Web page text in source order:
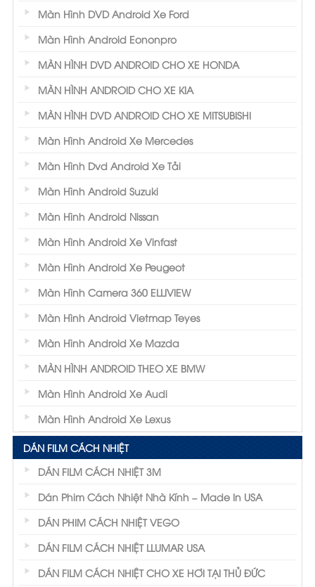
Màn Hình DVD Android Xe Ford
Màn Hình Android Eononpro
MÀN HÌNH DVD ANDROID CHO XE HONDA
MÀN HÌNH ANDROID CHO XE KIA
MÀN HÌNH DVD ANDROID CHO XE MITSUBISHI
Màn Hình Android Xe Mercedes
Màn Hình Dvd Android Xe Tải
Màn Hình Android Suzuki
Màn Hình Android Nissan
Màn Hình Android Xe Vinfast
Màn Hình Android Xe Peugeot
Màn Hình Camera 360 ELLIVIEW
Màn Hình Android Vietmap Teyes
Màn Hình Android Xe Mazda
MÀN HÌNH ANDROID THEO XE BMW
Màn Hình Android Xe Audi
Màn Hình Android Xe Lexus
DÁN FILM CÁCH NHIỆT
DÁN FILM CÁCH NHIỆT 3M
Dán Phim Cách Nhiệt Nhà Kính – Made In USA
DÁN PHIM CÁCH NHIỆT VEGO
DÁN FILM CÁCH NHIỆT LLUMAR USA
DÁN FILM CÁCH NHIỆT CHO XE HƠI TẠI THỦ ĐỨC